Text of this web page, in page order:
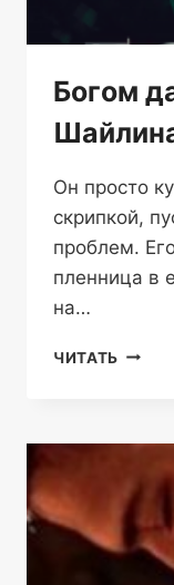
Богом
Он просто
скрипкой,
проблем.
пленница в
на…
ЧИТАТЬ БОГОМ